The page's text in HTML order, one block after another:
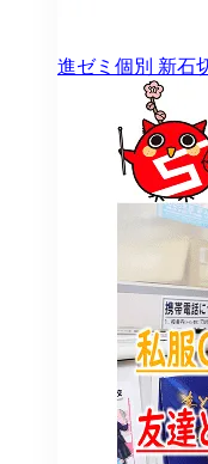
進ゼミ個別 新石